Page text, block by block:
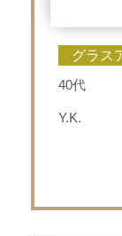
グラス
40代
Y.K.